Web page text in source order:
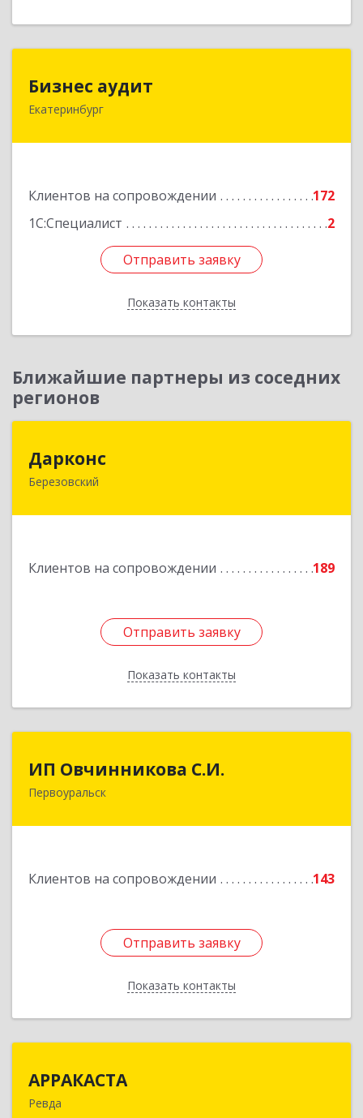
Бизнес аудит
Екатеринбург
Клиентов на сопровождении
172
1С:Специалист
2
Отправить заявку
Показать контакты
620062, Свердловская обл, Екатеринбург г,
Отправить заявку
Назад
Ближайшие партнеры из соседних
регионов
Дарконс
Березовский
Клиентов на сопровождении 189
Отправить заявку
Показать контакты
623700, Свердловская обл, Березовский г,
Отправить заявку
Назад
ИП Овчинникова С.И.
Первоуральск
Клиентов на сопровождении 143
Отправить заявку
Показать контакты
623119, Свердловская обл, Первоуральск г,
Отправить заявку
Назад
АРРАКАСТА
Ревда623286, Свердловская обл, Ревда г, Азина ул,